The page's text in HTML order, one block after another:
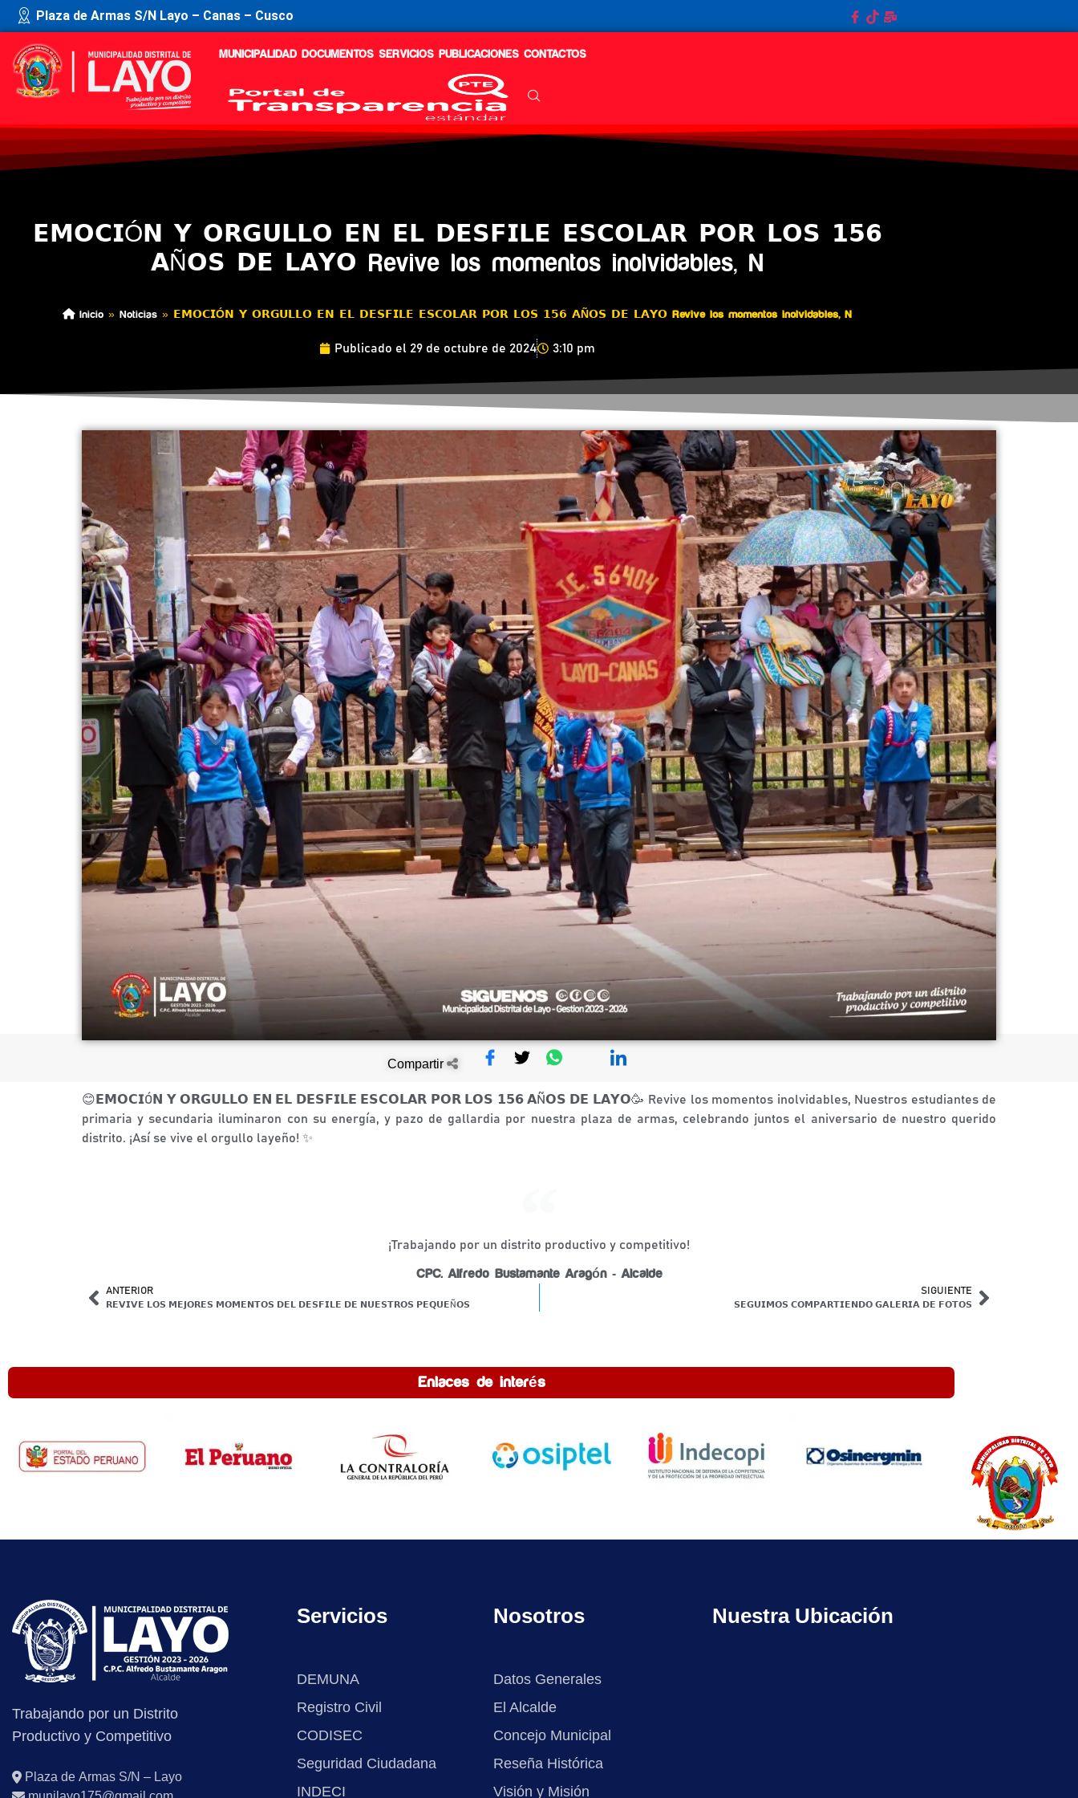
Plaza de Armas S/N Layo – Canas – Cusco
MUNICIPALIDAD DOCUMENTOS SERVICIOS PUBLICACIONES CONTACTOS
𝗘𝗠𝗢𝗖𝗜Ó𝗡 𝗬 𝗢𝗥𝗚𝗨𝗟𝗟𝗢 𝗘𝗡 𝗘𝗟 𝗗𝗘𝗦𝗙𝗜𝗟𝗘 𝗘𝗦𝗖𝗢𝗟𝗔𝗥 𝗣𝗢𝗥 𝗟𝗢𝗦 𝟭𝟱𝟲
𝗔Ñ𝗢𝗦 𝗗𝗘 𝗟𝗔𝗬𝗢 Revive los momentos inolvidables, N
Inicio » Noticias » 𝗘𝗠𝗢𝗖𝗜Ó𝗡 𝗬 𝗢𝗥𝗚𝗨𝗟𝗟𝗢 𝗘𝗡 𝗘𝗟 𝗗𝗘𝗦𝗙𝗜𝗟𝗘 𝗘𝗦𝗖𝗢𝗟𝗔𝗥 𝗣𝗢𝗥 𝗟𝗢𝗦 𝟭𝟱𝟲 𝗔Ñ𝗢𝗦 𝗗𝗘 𝗟𝗔𝗬𝗢 Revive los momentos inolvidables, N
Publicado el 29 de octubre de 2024 3:10 pm
Compartir
😊𝗘𝗠𝗢𝗖𝗜Ó𝗡 𝗬 𝗢𝗥𝗚𝗨𝗟𝗟𝗢 𝗘𝗡 𝗘𝗟 𝗗𝗘𝗦𝗙𝗜𝗟𝗘 𝗘𝗦𝗖𝗢𝗟𝗔𝗥 𝗣𝗢𝗥 𝗟𝗢𝗦 𝟭𝟱𝟲 𝗔Ñ𝗢𝗦 𝗗𝗘 𝗟𝗔𝗬𝗢🥳 Revive los momentos inolvidables, Nuestros estudiantes de
primaria y secundaria iluminaron con su energía, y pazo de gallardia por nuestra plaza de armas, celebrando juntos el aniversario de nuestro querido
distrito. ¡Así se vive el orgullo layeño! ✨
¡Trabajando por un distrito productivo y competitivo!
CPC. Alfredo Bustamante Aragón - Alcalde
ANTERIOR
𝗥𝗘𝗩𝗜𝗩𝗘 𝗟𝗢𝗦 𝗠𝗘𝗝𝗢𝗥𝗘𝗦 𝗠𝗢𝗠𝗘𝗡𝗧𝗢𝗦 𝗗𝗘𝗟 𝗗𝗘𝗦𝗙𝗜𝗟𝗘 𝗗𝗘 𝗡𝗨𝗘𝗦𝗧𝗥𝗢𝗦 𝗣𝗘𝗤𝗨𝗘Ñ𝗢𝗦
SIGUIENTE
𝗦𝗘𝗚𝗨𝗜𝗠𝗢𝗦 𝗖𝗢𝗠𝗣𝗔𝗥𝗧𝗜𝗘𝗡𝗗𝗢 𝗚𝗔𝗟𝗘𝗥𝗜𝗔 𝗗𝗘 𝗙𝗢𝗧𝗢𝗦
Enlaces de interés
Trabajando por un Distrito
Productivo y Competitivo
Plaza de Armas S/N – Layo
Servicios
DEMUNA
Registro Civil
CODISEC
Seguridad Ciudadana
INDECI
Nosotros
Datos Generales
El Alcalde
Concejo Municipal
Reseña Histórica
Visión y Misión
Nuestra Ubicación